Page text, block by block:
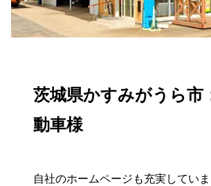
茨城県かすみがうら市
動車様
自社のホームページも充実してい